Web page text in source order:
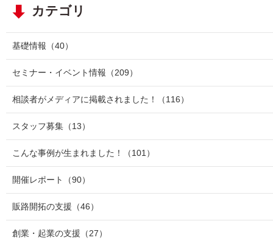
カテゴリ
基礎情報 （40）
セミナー・イベント情報 （209）
相談者がメディアに掲載されました！ （116）
スタッフ募集 （13）
こんな事例が生まれました！ （101）
開催レポート （90）
販路開拓の支援 （46）
創業・起業の支援 （27）